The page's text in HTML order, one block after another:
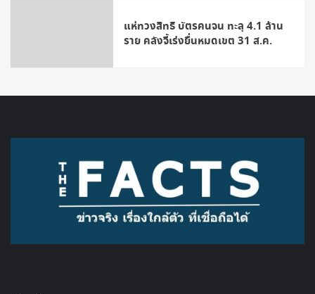
แห่ทวงสิทธิ บัตรคนจน ทะลุ 4.1 ล้าน
ราย คลังจี้เร่งยื่นหมดเขต 31 ส.ค.